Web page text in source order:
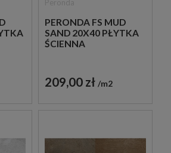
PERONDA FS MUD
SAND 20X40 PŁYTKA
ŚCIENNA
209,00 zł m2